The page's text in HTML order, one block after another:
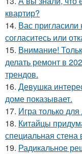
квартир?
14. Вас пригласили
согласитесь или
15. Внимание!
делать ремонт в
трендов.
16. Девушка
доме показывает.
17. Игра только для
18. Китайцы
специальная стена
19. Радикальное